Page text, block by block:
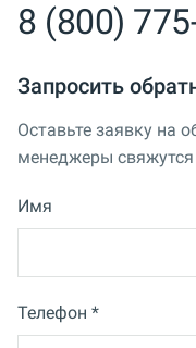
8 (800)
Запросить
Оставьте заявку на
менеджеры
Имя
Телефон *